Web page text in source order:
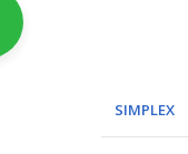
SIMPLEX